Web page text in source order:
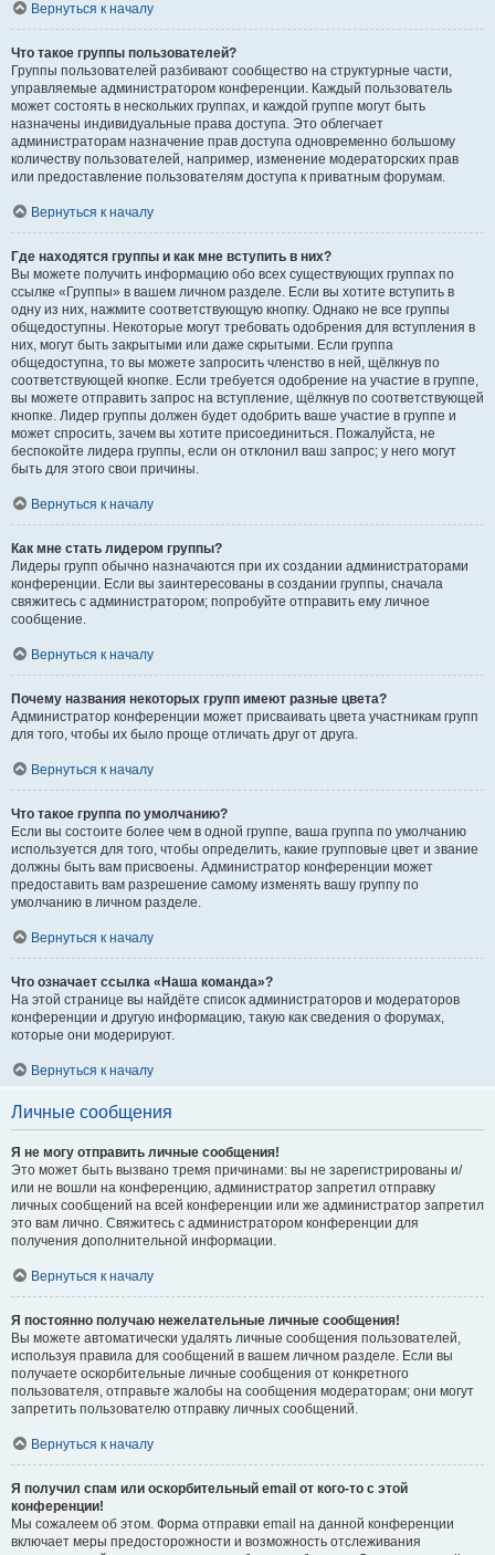
Вернуться к началу
Что такое группы пользователей?
Группы пользователей разбивают сообщество на структурные части,
управляемые администратором конференции. Каждый пользователь
может состоять в нескольких группах, и каждой группе могут быть
назначены индивидуальные права доступа. Это облегчает
администраторам назначение прав доступа одновременно большому
количеству пользователей, например, изменение модераторских прав
или предоставление пользователям доступа к приватным форумам.
Вернуться к началу
Где находятся группы и как мне вступить в них?
Вы можете получить информацию обо всех существующих группах по
ссылке «Группы» в вашем личном разделе. Если вы хотите вступить в
одну из них, нажмите соответствующую кнопку. Однако не все группы
общедоступны. Некоторые могут требовать одобрения для вступления в
них, могут быть закрытыми или даже скрытыми. Если группа
общедоступна, то вы можете запросить членство в ней, щёлкнув по
соответствующей кнопке. Если требуется одобрение на участие в группе,
вы можете отправить запрос на вступление, щёлкнув по соответствующей
кнопке. Лидер группы должен будет одобрить ваше участие в группе и
может спросить, зачем вы хотите присоединиться. Пожалуйста, не
беспокойте лидера группы, если он отклонил ваш запрос; у него могут
быть для этого свои причины.
Вернуться к началу
Как мне стать лидером группы?
Лидеры групп обычно назначаются при их создании администраторами
конференции. Если вы заинтересованы в создании группы, сначала
свяжитесь с администратором; попробуйте отправить ему личное
сообщение.
Вернуться к началу
Почему названия некоторых групп имеют разные цвета?
Администратор конференции может присваивать цвета участникам групп
для того, чтобы их было проще отличать друг от друга.
Вернуться к началу
Что такое группа по умолчанию?
Если вы состоите более чем в одной группе, ваша группа по умолчанию
используется для того, чтобы определить, какие групповые цвет и звание
должны быть вам присвоены. Администратор конференции может
предоставить вам разрешение самому изменять вашу группу по
умолчанию в личном разделе.
Вернуться к началу
Что означает ссылка «Наша команда»?
На этой странице вы найдёте список администраторов и модераторов
конференции и другую информацию, такую как сведения о форумах,
которые они модерируют.
Вернуться к началу
Личные сообщения
Я не могу отправить личные сообщения!
Это может быть вызвано тремя причинами: вы не зарегистрированы и/
или не вошли на конференцию, администратор запретил отправку
личных сообщений на всей конференции или же администратор запретил
это вам лично. Свяжитесь с администратором конференции для
получения дополнительной информации.
Вернуться к началу
Я постоянно получаю нежелательные личные сообщения!
Вы можете автоматически удалять личные сообщения пользователей,
используя правила для сообщений в вашем личном разделе. Если вы
получаете оскорбительные личные сообщения от конкретного
пользователя, отправьте жалобы на сообщения модераторам; они могут
запретить пользователю отправку личных сообщений.
Вернуться к началу
Я получил спам или оскорбительный email от кого-то с этой
конференции!
Мы сожалеем об этом. Форма отправки email на данной конференции
включает меры предосторожности и возможность отслеживания